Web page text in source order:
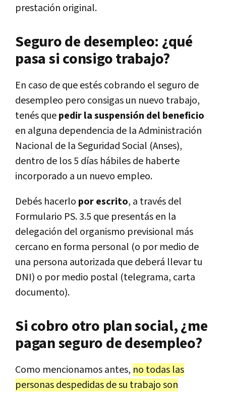
prestación original.
Seguro de desempleo: ¿qué
pasa si consigo trabajo?
En caso de que estés cobrando el seguro de
desempleo pero consigas un nuevo trabajo,
tenés quepedir la suspensión del beneficio
en alguna dependencia de la Administración
Nacional de la Seguridad Social (Anses),
dentro de los 5 días hábiles de haberte
incorporado a un nuevo empleo.
Debés hacerlo por escrito, a través del
Formulario PS. 3.5 que presentás en la
delegación del organismo previsional más
cercano en forma personal (o por medio de
una persona autorizada que deberá llevar tu
DNI) o por medio postal (telegrama, carta
documento).
Si cobro otro plan social, ¿me
pagan seguro de desempleo?
Como mencionamos antes, no todas las
personas despedidas de su trabajo son